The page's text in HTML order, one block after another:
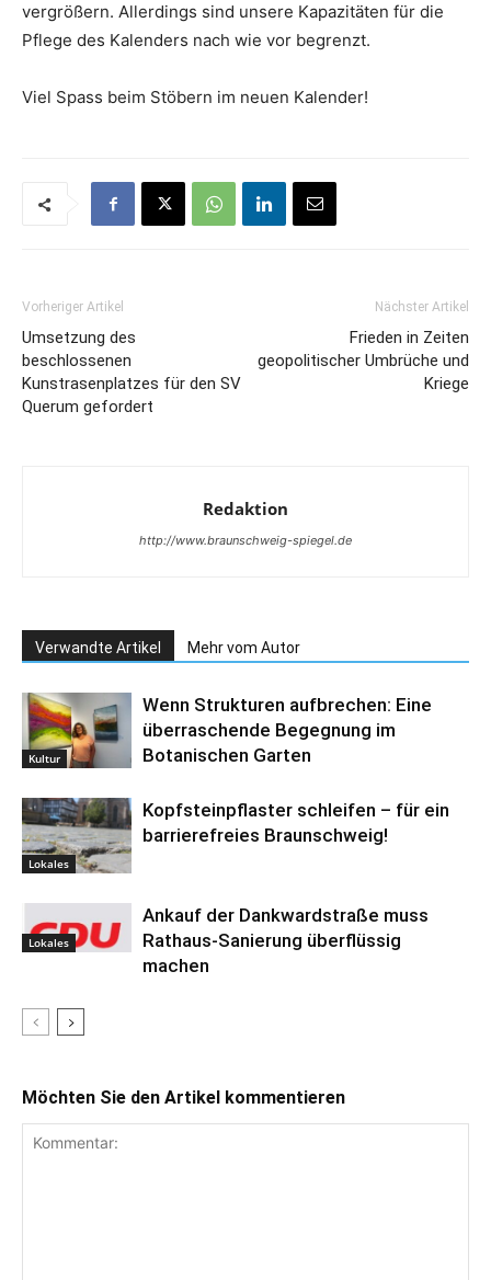
vergrößern. Allerdings sind unsere Kapazitäten für die
Pflege des Kalenders nach wie vor begrenzt.
Viel Spass beim Stöbern im neuen Kalender!
Vorheriger Artikel
Umsetzung des
beschlossenen
Kunstrasenplatzes für den SV
Querum gefordert
Nächster Artikel
Frieden in Zeiten
geopolitischer Umbrüche und
Kriege
Redaktion
http://www.braunschweig-spiegel.de
Verwandte Artikel Mehr vom Autor
Kultur
Wenn Strukturen aufbrechen: Eine
überraschende Begegnung im
Botanischen Garten
Lokales
Kopfsteinpflaster schleifen – für ein
barrierefreies Braunschweig!
Lokales
Ankauf der Dankwardstraße muss
Rathaus-Sanierung überflüssig
machen
Möchten Sie den Artikel kommentieren